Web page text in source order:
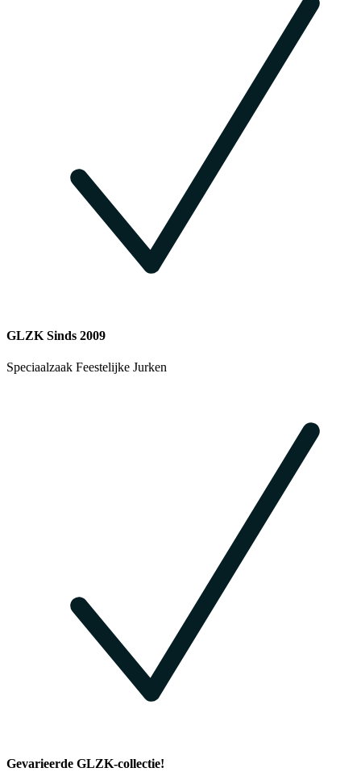
GLZK Sinds 2009
Speciaalzaak Feestelijke Jurken
Gevarieerde GLZK-collectie!